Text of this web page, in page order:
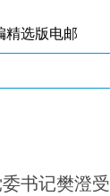
精选版电邮
书记樊澄受